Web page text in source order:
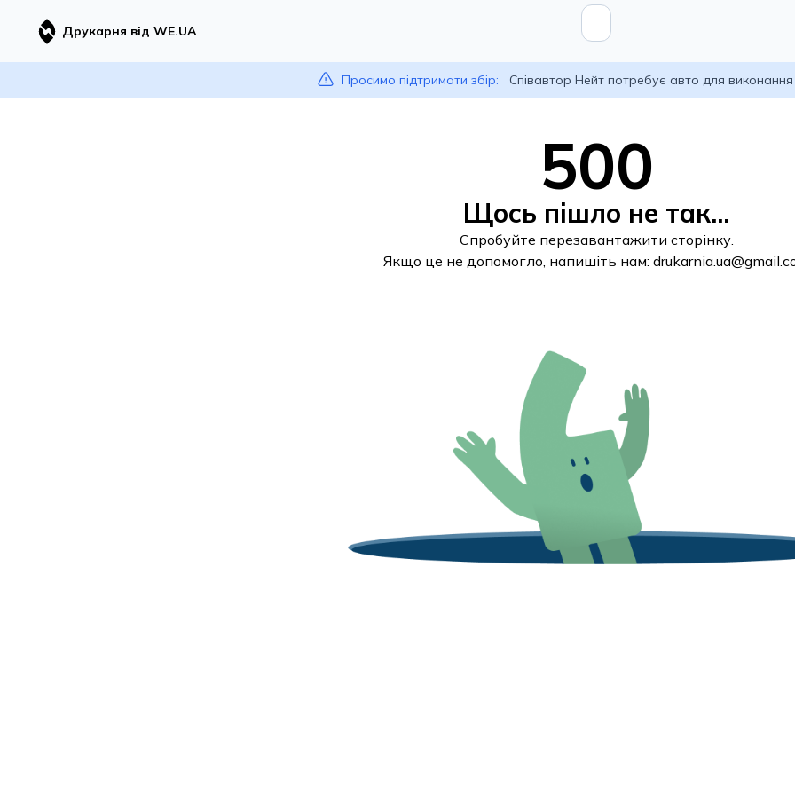
Друкарня від WE.UA
Просимо підтримати збір: Співавтор Нейт потребує авто для
500
Щось пішло не так...
Спробуйте перезавантажити сторінку.
Якщо це не допомогло, напишіть нам: